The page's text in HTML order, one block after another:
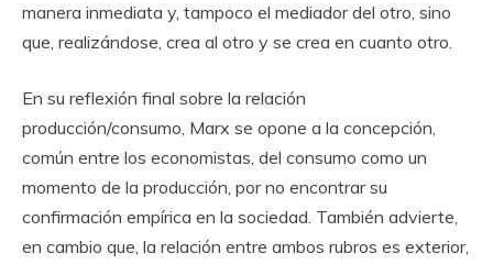
manera inmediata y, tampoco el mediador del otro, sino
que, realizándose, crea al otro y se crea en cuanto otro.
En su reflexión final sobre la relación
producción/consumo, Marx se opone a la concepción,
común entre los economistas, del consumo como un
momento de la producción, por no encontrar su
confirmación empírica en la sociedad. También advierte,
en cambio que, la relación entre ambos rubros es exterior,